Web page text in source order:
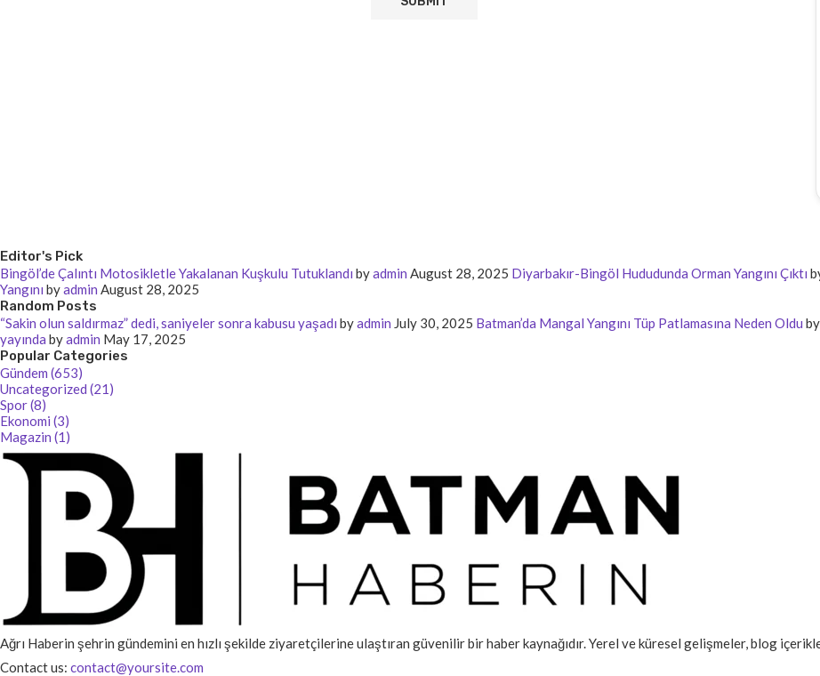
Editor's Pick
Bingöl’de Çalıntı Motosikletle Yakalanan Kuşkulu Tutuklandı byadmin August 28, 2025 Diyarbakır-Bingöl Hududunda Orman Yangını Çıktı
Yangını byadmin August 28, 2025
Random Posts
“Sakin olun saldırmaz” dedi, saniyeler sonra kabusu yaşadı byadmin July 30, 2025 Batman’da Mangal Yangını Tüp Patlamasına Neden Oldu by
yayında byadmin May 17, 2025
Popular Categories
Gündem (653)
Uncategorized (21)
Spor (8)
Ekonomi (3)
Magazin (1)
Ağrı Haberin şehrin gündemini en hızlı şekilde ziyaretçilerine ulaştıran güvenilir bir haber kaynağıdır. Yerel ve küresel gelişmeler, blog
Contact us: contact@yoursite.com